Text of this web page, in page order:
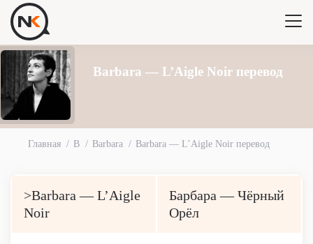
Barbara — L’Aigle Noir перевод
Главная B Barbara Barbara — L’Aigle Noir перевод
>Barbara — L’Aigle
Noir
Барбара — Чёрный
Орёл